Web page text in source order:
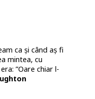
ca și când aș fi
mintea, cu
”Oare chiar l-